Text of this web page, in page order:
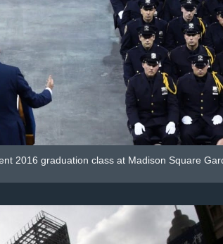
2016 graduation class at Madison Square